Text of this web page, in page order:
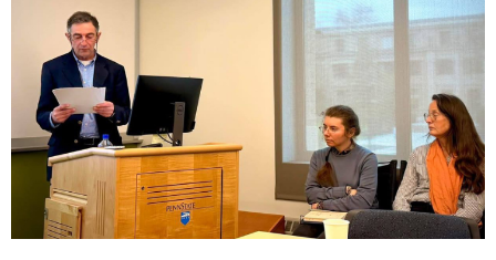
Галерея
ІМВ Hall Art Gallery
Бізнес-школа
Школа молодого українського
дипломата
Освітні програми
Англомовні програми
Заочна магістратура
Майстер-класи МЗС України в ННІМВ